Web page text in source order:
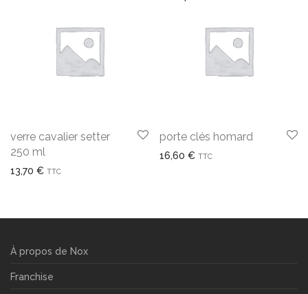
verre cavalier setter
250 ml
13,70 € TTC
porte clés homard
16,60 € TTC
À propos de Nox
Franchise